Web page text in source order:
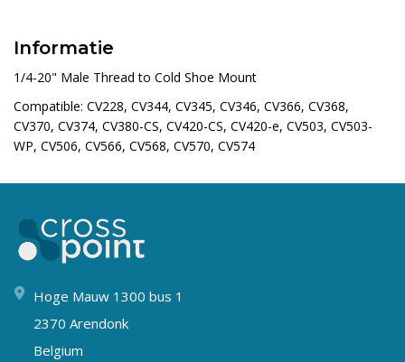
Informatie
1/4-20" Male Thread to Cold Shoe Mount
Compatible: CV228, CV344, CV345, CV346, CV366, CV368,
CV370, CV374, CV380-CS, CV420-CS, CV420-e, CV503, CV503-
WP, CV506, CV566, CV568, CV570, CV574
Hoge Mauw 1300 bus 1
2370 Arendonk
Belgium